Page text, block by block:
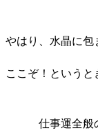
やはり、水晶に包
ここぞ！という
仕事運全般